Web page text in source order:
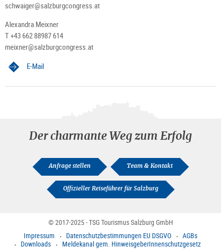
schwaiger@salzburgcongress.at
Alexandra Meixner
T +43 662 88987 614
meixner@salzburgcongress.at
E-Mail
Der charmante Weg zum Erfolg
Anfrage stellen Team & Kontakt
Offizieller Reiseführer für Salzburg
© 2017-2025 - TSG Tourismus Salzburg GmbH
Impressum
Datenschutzbestimmungen EU DSGVO
AGBs
Downloads
Meldekanal gem. HinweisgeberInnenschutzgesetz